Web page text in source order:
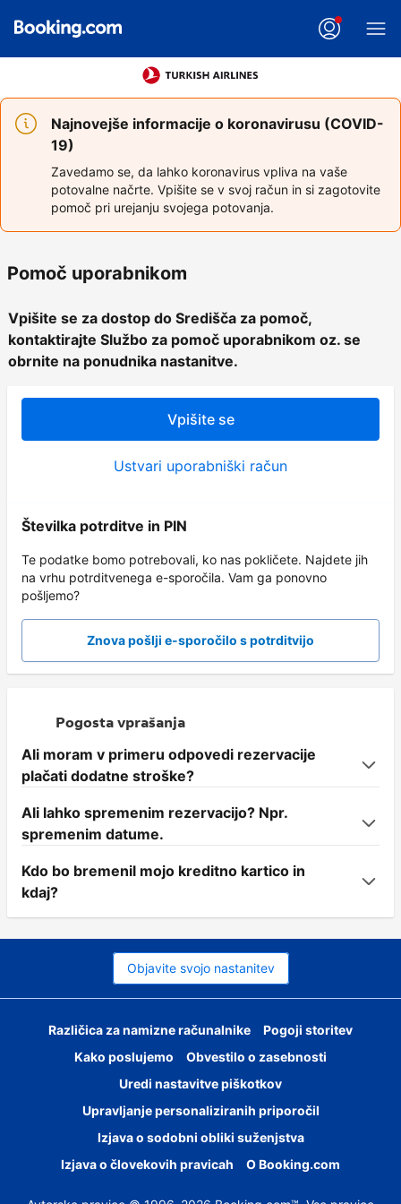
Najnovejše informacije o koronavirusu (COVID-
19)
Zavedamo se, da lahko koronavirus vpliva na vaše
potovalne načrte. Vpišite se v svoj račun in si zagotovite
pomoč pri urejanju svojega potovanja.
Pomoč uporabnikom
Vpišite se za dostop do Središča za pomoč,
kontaktirajte Službo za pomoč uporabnikom oz. se
obrnite na ponudnika nastanitve.
Vpišite se
Ustvari uporabniški račun
Številka potrditve in PIN
Te podatke bomo potrebovali, ko nas pokličete. Najdete jih
na vrhu potrditvenega e-sporočila. Vam ga ponovno
pošljemo?
Znova pošlji e-sporočilo s potrditvijo
Pogosta vprašanja
Ali moram v primeru odpovedi rezervacije
plačati dodatne stroške?
Ali lahko spremenim rezervacijo? Npr.
spremenim datume.
Kdo bo bremenil mojo kreditno kartico in
kdaj?
Objavite svojo nastanitev
Različica za namizne računalnike
Pogoji storitev
Kako poslujemo
Obvestilo o zasebnosti
Uredi nastavitve piškotkov
Upravljanje personaliziranih priporočil
Izjava o sodobni obliki suženjstva
Izjava o človekovih pravicah
O Booking.com